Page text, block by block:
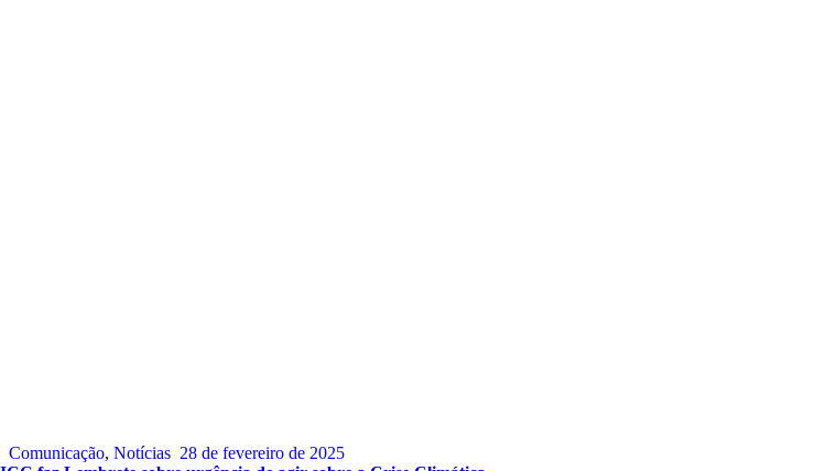
Comunicação, Notícias 28 de fevereiro de 2025